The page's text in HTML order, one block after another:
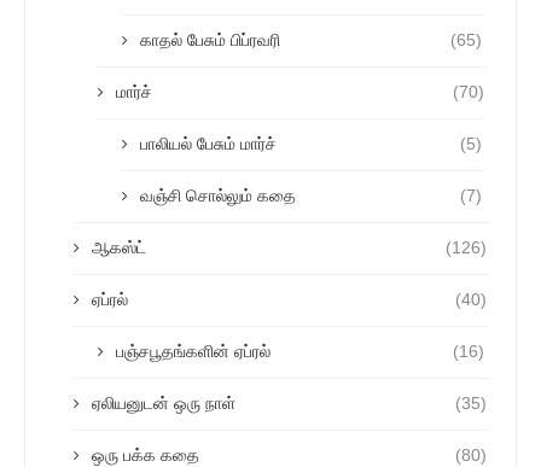
காதல் பேசும் பிப்ரவரி (65)
மார்ச் (70)
பாலியல் பேசும் மார்ச் (5)
வஞ்சி சொல்லும் கதை (7)
ஆகஸ்ட் (126)
ஏப்ரல் (40)
பஞ்சபூதங்களின் ஏப்ரல் (16)
ஏலியனுடன் ஒரு நாள் (35)
ஒரு பக்க கதை (80)